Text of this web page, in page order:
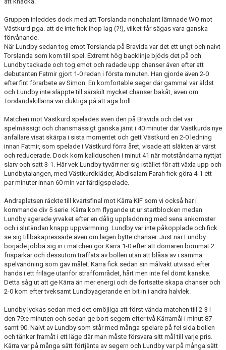
Gruppen inleddes dock med att Torslanda nonchalant lämnade WO mot
Västkurd pga. att de inte fick ihop lag (?!), vilket får sägas vara ganska
förvånande.
När Lundby sedan tog emot Torslanda på Bravida var det ett ungt och naivt
Torslanda som kom till spel. Extremt hög backlinje bjöds det på och
Lundby tackade och tog emot och radade upp chanser även efter att
debutanten Fatmir gjort 1-0 redan i första minuten. Han gjorde även 2-0
efter fint förarbete av Simon. En komfortable seger där gammal var äldst
och Lundby inte släppte till särskilt mycket chanser bakåt, även om
Torslandakillarna var duktiga på att äga boll.
Matchen mot Västkurd spelades även den på Bravida och det var
spelmässigt och chansmässigt ganska jämt i 40 minuter där Västkurds nye
anfallare visat skärpa i sista momentet och gett Västkurd en 2-0 ledning
innan Fatmir, som spelade i Västkurd förra året, visade att släkten är värst
och reducerade. Dock kom kallduschen i minut 41 när motståndarna nyttjat
slarv och satt 3-1. Här vek Lundby tyvärr ner sig istället för att växla upp och
Lundbytalangen, med Västkurdkläder, Abdisalam Farah fick göra 4-1 ett
par minuter innan 60 min var färdigspelade.
Andraplatsen räckte till kvartsfinal mot Kärra KIF som vi också har i
kommande div 5 serie. Kärra kom flygande ut ur startblocken medan
Lundby agerade yrvaket efter en dålig uppladdning med sena ankomster
och i slutändan knapp uppvärmning. Lundby var inte påkopplade och fick
se sig tillbakapressade även om lagen bytte chanser. Just när Lundby
började jobba sig in i matchen gör Kärra 1-0 efter att domaren bommat 2
frisparkar och dessutom träffats av bollen utan att blåsa av i samma
spelvändning som gav målet. Kärra fick sedan sin målvakt utvisad efter
hands i ett friläge utanför straffområdet, hårt men inte fel dömt kanske.
Detta såg ut att ge Kärra än mer energi och de fortsatte skapa chanser och
2-0 kom efter tveksamt Lundbyagerande en bit in i andra halvlek.
Lundby lyckas sedan med det omöjliga att först vända matchen till 2-3 i
den 79:e minuten och sedan ge bort segern efter två Kärramål i minut 87
samt 90. Naivt av Lundby som står med många spelare på fel sida bollen
och tänker framåt i ett läge där man måste försvara sitt mål till varje pris.
Kärra var på många sätt förtjänta av segern och Lundby var på många sätt